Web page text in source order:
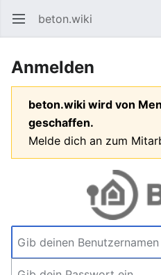
Hauptmenü öffnen beton.wiki
Anmelden
beton.wiki wird von
geschaffen.
Melde dich an zum